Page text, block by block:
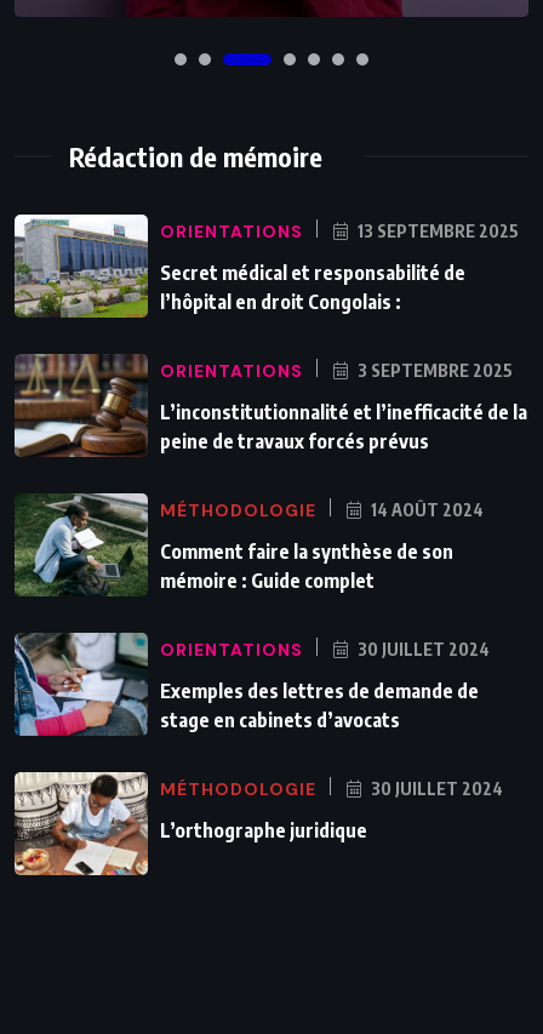
Rédaction de mémoire
ORIENTATIONS 13 SEPTEMBRE 2025
Secret médical et responsabilité de
l’hôpital en droit Congolais :
ORIENTATIONS 3 SEPTEMBRE 2025
L’inconstitutionnalité et l’inefficacité de la
peine de travaux forcés prévus
MÉTHODOLOGIE 14 AOÛT 2024
Comment faire la synthèse de son
mémoire : Guide complet
ORIENTATIONS 30 JUILLET 2024
Exemples des lettres de demande de
stage en cabinets d’avocats
MÉTHODOLOGIE 30 JUILLET 2024
L’orthographe juridique